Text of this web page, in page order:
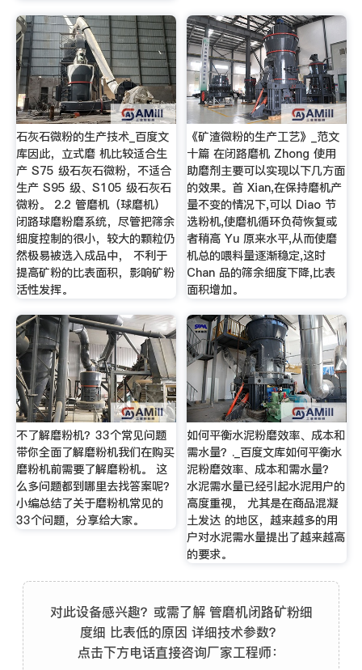
石灰石微粉的生产技术_百度文
库因此，立式磨 机比较适合生
产 S75 级石灰石微粉，不适合
生产 S95 级、S105 级石灰石
微粉。 2.2 管磨机（球磨机）
闭路球磨粉磨系统，尽管把筛余
细度控制的很小，较大的颗粒仍
然极易被选入成品中， 不利于
提高矿粉的比表面积，影响矿粉
活性发挥。
《矿渣微粉的生产工艺》_范文
十篇 在闭路磨机 Zhong 使用
助磨剂主要可以实现以下几方面
的效果。首 Xian,在保持磨机产
量不变的情况下,可以 Diao 节
选粉机,使磨机循环负荷恢复或
者稍高 Yu 原来水平,从而使磨
机总的喂料量逐渐稳定,这时
Chan 品的筛余细度下降,比表
面积增加。
不了解磨粉机？33个常见问题
带你全面了解磨粉机我们在购买
磨粉机前需要了解磨粉机。 这
么多问题都到哪里去找答案呢？
小编总结了关于磨粉机常见的
33个问题，分享给大家。
如何平衡水泥粉磨效率、成本和
需水量？._百度文库如何平衡水
泥粉磨效率、成本和需水量？
水泥需水量已经引起水泥用户的
高度重视， 尤其是在商品混凝
土发达 的地区，越来越多的用
户对水泥需水量提出了越来越高
的要求。
对此设备感兴趣？或需了解 管磨机闭路矿粉细
度细 比表低的原因 详细技术参数？
点击下方电话直接咨询厂家工程师：